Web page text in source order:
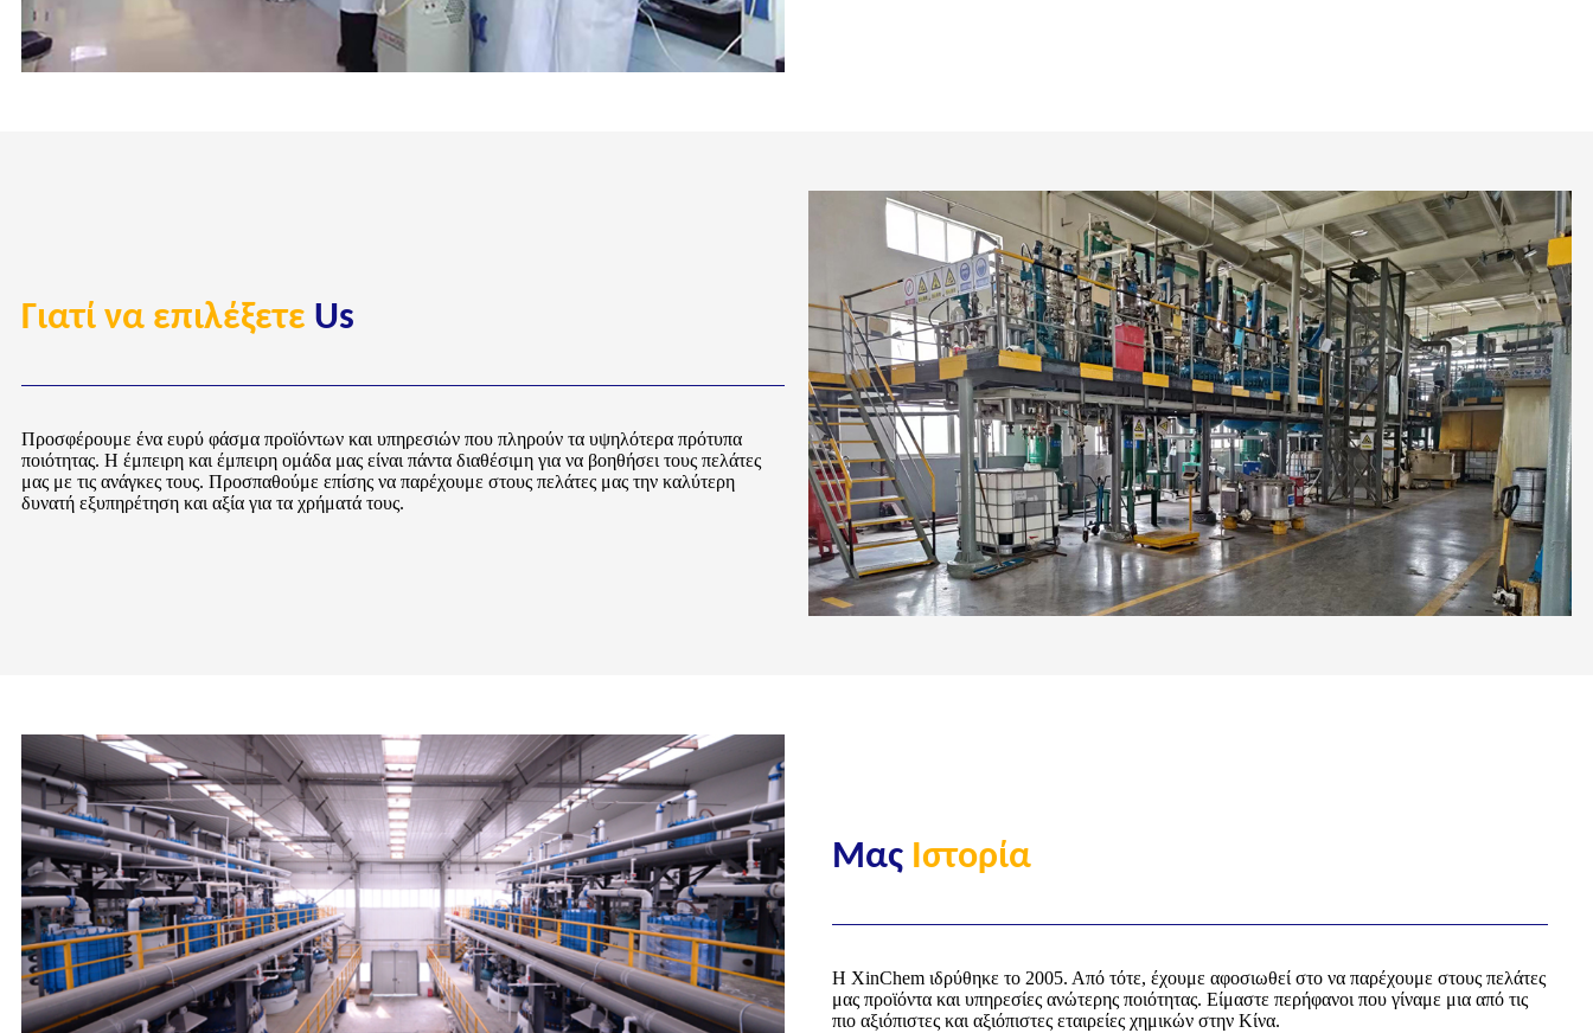
Γιατί να επιλέξετε Us
Προσφέρουμε ένα ευρύ φάσμα προϊόντων και υπηρεσιών που πληρούν τα υψηλότερα πρότυπα
ποιότητας. Η έμπειρη και έμπειρη ομάδα μας είναι πάντα διαθέσιμη για να βοηθήσει τους πελάτες
μας με τις ανάγκες τους. Προσπαθούμε επίσης να παρέχουμε στους πελάτες μας την καλύτερη
δυνατή εξυπηρέτηση και αξία για τα χρήματά τους.
Μας Ιστορία
Η XinChem ιδρύθηκε το 2005. Από τότε, έχουμε αφοσιωθεί στο να παρέχουμε στους πελάτες
μας προϊόντα και υπηρεσίες ανώτερης ποιότητας. Είμαστε περήφανοι που γίναμε μια από τις
πιο αξιόπιστες και αξιόπιστες εταιρείες χημικών στην Κίνα.